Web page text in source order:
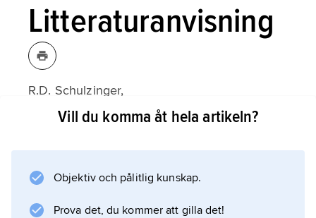
Litteraturanvisning
R.D. Schulzinger,
Henry Kissinger: Doctor of Diplomacy
Vill du komma åt hela artikeln?
Objektiv och pålitlig kunskap.
Prova det, du kommer att gilla det!